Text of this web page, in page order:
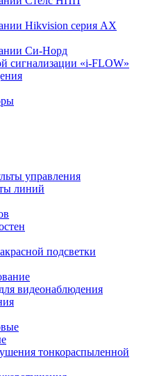
Hikvision серия AX
Си-Норд
сигнализации «i-FLOW»
управления
линий
подсветки
видеонаблюдения
тонкораспыленной